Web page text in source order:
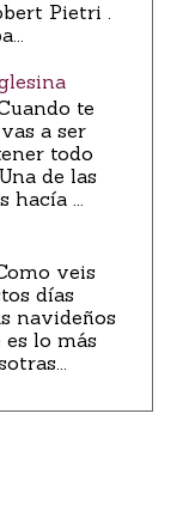
Pietri .
te
a ser
todo
de las
...
veis
días
navideños
lo más